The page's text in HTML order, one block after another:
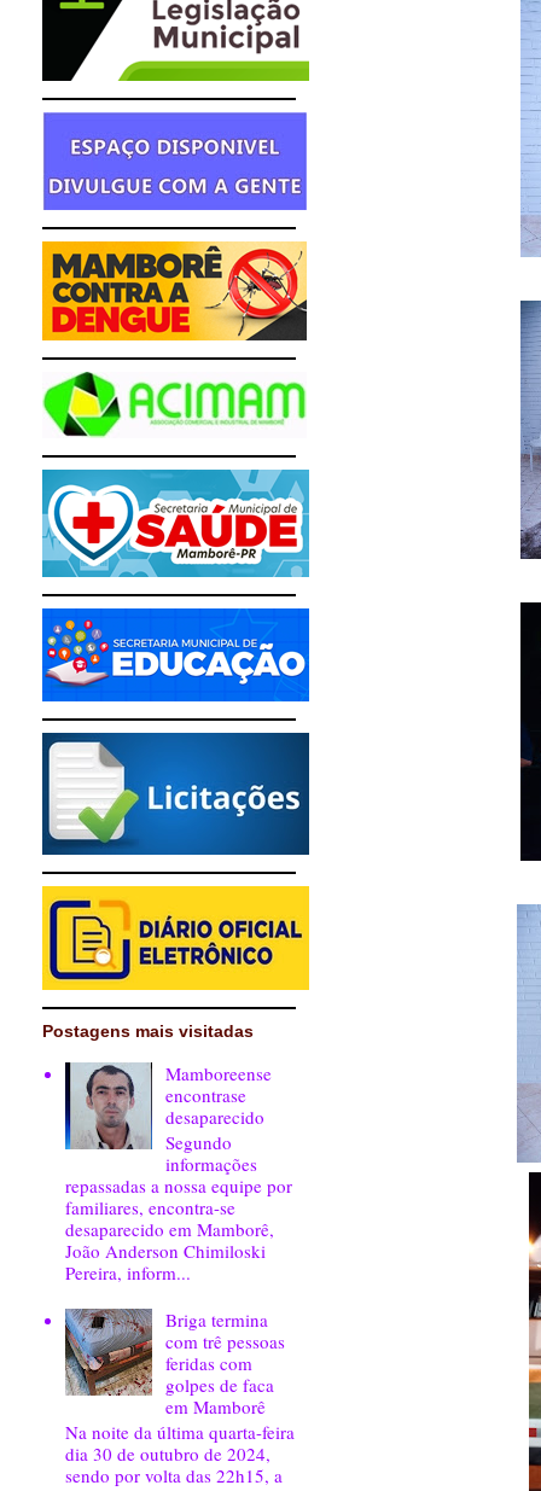
Postagens mais visitadas
Mamboreense
encontrase
desaparecido
Segundo
informações
repassadas a nossa equipe por
familiares, encontra-se
desaparecido em Mamborê,
João Anderson Chimiloski
Pereira, inform...
Briga termina
com trê pessoas
feridas com
golpes de faca
em Mamborê
Na noite da última quarta-feira
dia 30 de outubro de 2024,
sendo por volta das 22h15, a